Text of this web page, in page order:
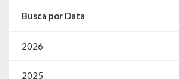
Busca por Data
2026
2025